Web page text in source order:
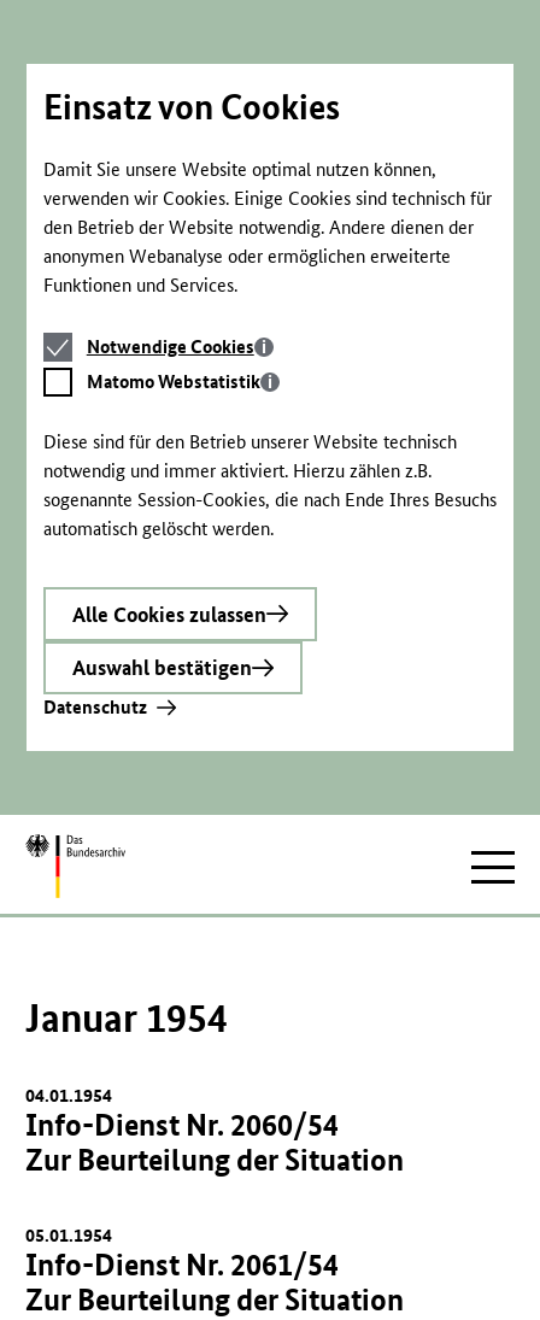
Einsatz von Cookies
Damit Sie unsere Website optimal nutzen können,
verwenden wir Cookies. Einige Cookies sind technisch für
den Betrieb der Website notwendig. Andere dienen der
anonymen Webanalyse oder ermöglichen erweiterte
Funktionen und Services.
Notwendige
Cookies
Notwendige Cookies
Matomo
Webstatistik
Matomo Webstatistik
Diese sind für den Betrieb unserer Website technisch
notwendig und immer aktiviert. Hierzu zählen z.B.
sogenannte Session-Cookies, die nach Ende Ihres Besuchs
automatisch gelöscht werden.
Alle Cookies zulassen
Auswahl bestätigen
Datenschutz
Zur
Januar 1954
04.01.1954
Info-Dienst Nr. 2060/54
Zur Beurteilung der Situation
05.01.1954
Info-Dienst Nr. 2061/54
Zur Beurteilung der Situation